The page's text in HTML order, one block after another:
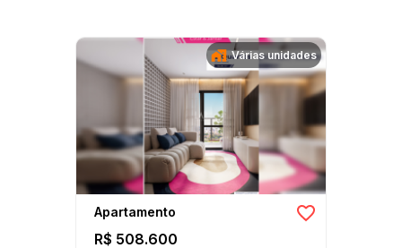
Várias unidades
Apartamento
R$ 508.600